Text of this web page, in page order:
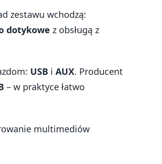
zestawu wchodzą:
dotykowe z obsługą z
USB i AUX. Producent
– w praktyce łatwo
multimediów